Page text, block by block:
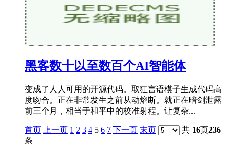
黑客数十以至数百个AI智能体
变成了人人可用的开源代码。取狂言语模子生成代码高
度吻合。正在非常发生之前从动熔断。就正在暗剑泄露
前三个月，相当于和平中的校准射程。让复杂...
首页 上一页 1 2 3 4 5 6 7 下一页 末页 共 16页236
条